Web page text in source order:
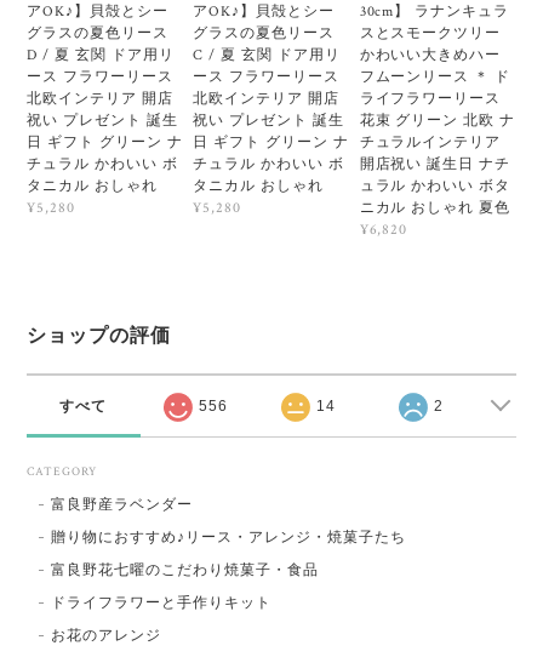
アOK♪】貝殻とシー
グラスの夏色リース
D / 夏 玄関 ドア用リ
ース フラワーリース
北欧インテリア 開店
祝い プレゼント 誕生
日 ギフト グリーン ナ
チュラル かわいい ボ
タニカル おしゃれ
¥5,280
アOK♪】貝殻とシー
グラスの夏色リース
C / 夏 玄関 ドア用リ
ース フラワーリース
北欧インテリア 開店
祝い プレゼント 誕生
日 ギフト グリーン ナ
チュラル かわいい ボ
タニカル おしゃれ
¥5,280
30cm】 ラナンキュラ
スとスモークツリー
かわいい大きめハー
フムーンリース ＊ ド
ライフラワーリース
花束 グリーン 北欧 ナ
チュラルインテリア
開店祝い 誕生日 ナチ
ュラル かわいい ボタ
ニカル おしゃれ 夏色
¥6,820
ショップの評価
すべて 556 14 2
CATEGORY
富良野産ラベンダー
贈り物におすすめ♪リース・アレンジ・焼菓子たち
富良野花七曜のこだわり焼菓子・食品
ドライフラワーと手作りキット
お花のアレンジ